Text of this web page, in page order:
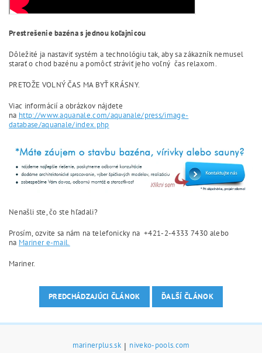
Prestrešenie bazéna s jednou koľajnicou
Dôležité ja nastaviť systém a technológiu tak, aby sa zákazník nemusel
starať o chod bazénu a pomôcť stráviť jeho voľný čas relaxom.
PRETOŽE VOLNÝ ČAS MA BYŤ KRÁSNY.
Viac informácií a obrázkov nájdete
na http://www.aquanale.com/aquanale/press/image-
database/aquanale/index.php
Nenašli ste, čo ste hľadali?
Prosím, ozvite sa nám na telefonicky na +421-2-4333 7430 alebo
na Mariner e-mail.
Mariner.
PREDCHÁDZAJÚCI ČLÁNOK ĎALŠÍ ČLÁNOK
marinerplus.sk | niveko-pools.com